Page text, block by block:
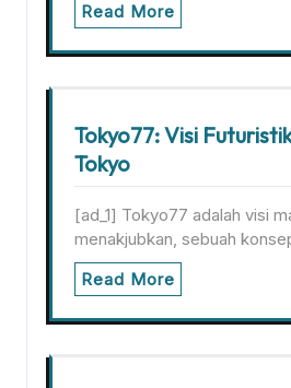
Read More
Tokyo77: Visi
Tokyo
[ad_1] Tokyo77 adalah visi
menakjubkan, sebuah
Read More